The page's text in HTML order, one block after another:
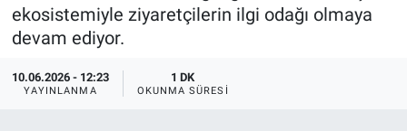
ekosistemiyle ziyaretçilerin ilgi odağı olmaya
devam ediyor.
10.06.2026 - 12:23
YAYINLANMA
1 DK
OKUNMA SÜRESI
Kültür Sanat
Sağlık
Son Dakika Haberleri
Haber Arşivi